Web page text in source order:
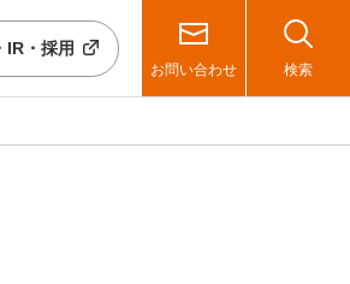
IR・採用
お問い合わせ 検索